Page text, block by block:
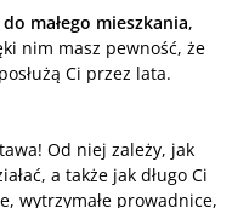
małego mieszkania,
nim masz pewność, że
Ci przez lata.
Od niej zależy, jak
a także jak długo Ci
wytrzymałe prowadnice,